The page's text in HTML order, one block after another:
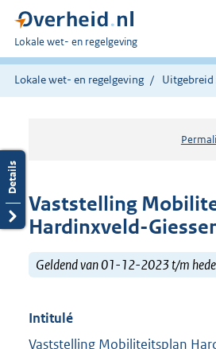
U
bent
hier:
Lokale wet- en regelgeving
Lokale wet- en regelgeving Uitgebreid
Vaststelling
Hardinxveld-
Geldend van 01-12-2023 t/m
Intitulé
Vaststelling Mobiliteitsplan